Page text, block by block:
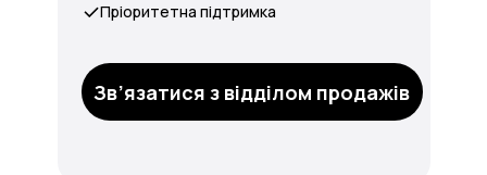
Зв’язатися з відділом продажів
Пріоритетна підтримка